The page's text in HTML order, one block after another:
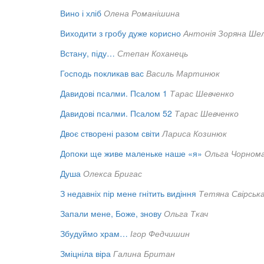
Вино і хліб Олена Романішина
Виходити з гробу дуже корисно Антонія Зоряна
Встану, піду… Степан Коханець
Господь покликав вас Василь Мартинюк
Давидові псалми. Псалом 1 Тарас Шевченко
Давидові псалми. Псалом 52 Тарас Шевченко
Двоє створені разом світи Лариса Козинюк
Допоки ще живе маленьке наше «я» Ольга
Душа Олекса Бригас
З недавніх пір мене гнітить видіння Тетяна Свірська
Запали мене, Боже, знову Ольга Ткач
Збудуймо храм… Ігор Федчишин
Зміцніла віра Галина Британ